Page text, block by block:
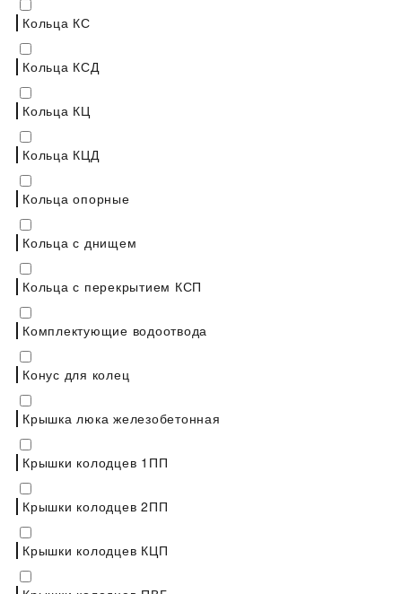
Кольца КС
Кольца КСД
Кольца КЦ
Кольца КЦД
Кольца опорные
Кольца с днищем
Кольца с перекрытием КСП
Комплектующие водоотвода
Конус для колец
Крышка люка железобетонная
Крышки колодцев 1ПП
Крышки колодцев 2ПП
Крышки колодцев КЦП